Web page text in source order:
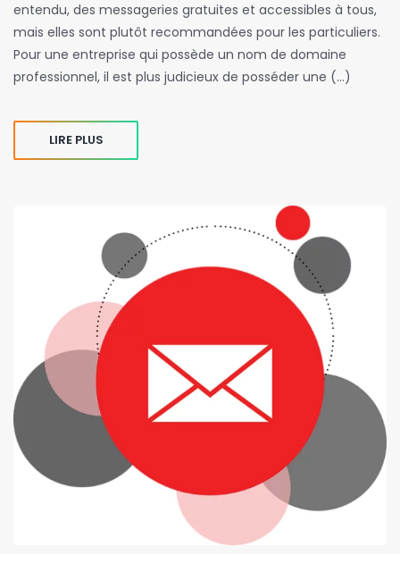
entendu, des messageries gratuites et accessibles à tous,
mais elles sont plutôt recommandées pour les particuliers.
Pour une entreprise qui possède un nom de domaine
professionnel, il est plus judicieux de posséder une (…)
LIRE PLUS